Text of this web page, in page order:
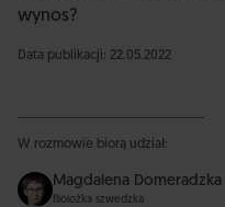
wynos?
Data publikacji: 22.05.2022
W rozmowie biorą udział:
Magdalena Domeradzka
filolożka szwedzka